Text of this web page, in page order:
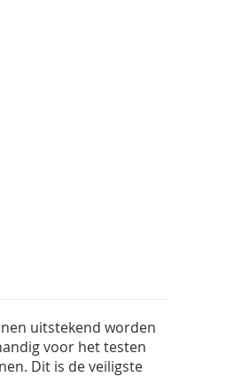
uitstekend worden
voor het testen
Dit is de veiligste